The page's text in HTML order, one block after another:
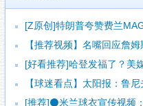
[Z原创]特朗普夸赞费兰
【推荐视频】名嘴回应詹姆
[好看推荐]哈登发福了？美
【球迷看点】太阳报：鲁尼夫
[推荐]⚫米兰球衣宣传视频